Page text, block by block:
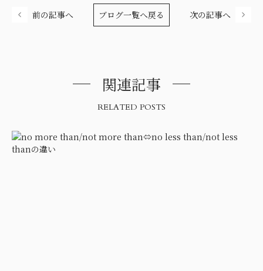
前の記事へ ブログ一覧へ戻る 次の記事へ
関連記事
RELATED POSTS